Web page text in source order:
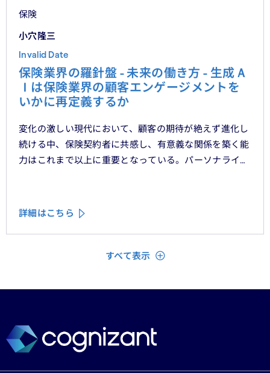
保険
小穴隆三
Invalid Date
保険業界の羅針盤 - 未来の働き方 - 生成Ａ
Ｉは保険業界の顧客エンゲージメントを
いかに再定義するか
変化の激しい現代において、顧客の期待が絶えず進化し
続ける中、保険契約者に共感し、有意義な関係を築く能
力はこれまで以上に重要となっている。パーソナライ
いる」「理解されている」と顧客に感じてもらうため
詳細はこちら
すべて表示 閉じる